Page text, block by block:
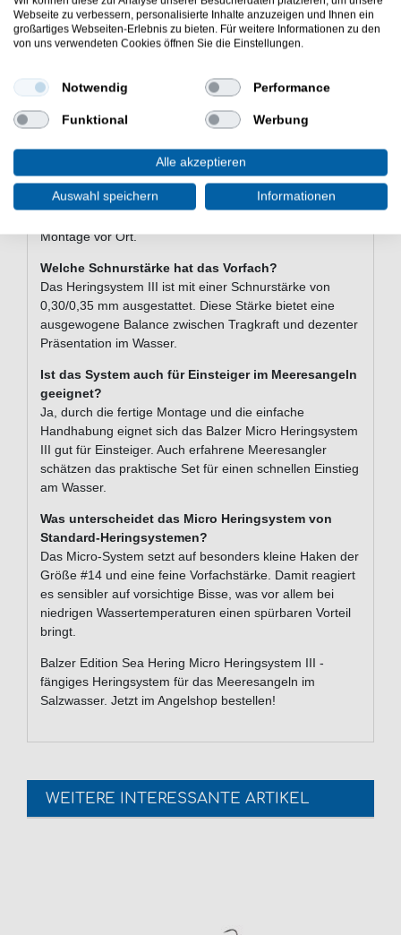
Besonders bei kaltem Wasser zeigt das Micro
Heringsystem III seine Stärken. Wenn klassische
Systeme keine Bisse mehr liefern, überzeugt die feine
Wo kann ich das Heringsystem einsetzen?
Das System eignet sich für das Meeresangeln vom Pier,
der Buhne oder vom Boot aus. Es ist ausschließlich für
den Einsatz im Salzwasser konzipiert.
Wie viele Vorfächer sind im Paket enthalten?
Das Paket enthält 1 fertig montiertew Vorfach. Diese
Montage vor Ort.
Welche Schnurstärke hat das Vorfach?
Das Heringsystem III ist mit einer Schnurstärke von
0,30/0,35 mm ausgestattet. Diese Stärke bietet eine
ausgewogene Balance zwischen Tragkraft und dezenter
Präsentation im Wasser.
Ist das System auch für Einsteiger im Meeresangeln
geeignet?
Ja, durch die fertige Montage und die einfache
Handhabung eignet sich das Balzer Micro Heringsystem
III gut für Einsteiger. Auch erfahrene Meeresangler
schätzen das praktische Set für einen schnellen Einstieg
am Wasser.
Was unterscheidet das Micro Heringsystem von
Standard-Heringsystemen?
Das Micro-System setzt auf besonders kleine Haken der
Größe #14 und eine feine Vorfachstärke. Damit reagiert
es sensibler auf vorsichtige Bisse, was vor allem bei
niedrigen Wassertemperaturen einen spürbaren Vorteil
bringt.
Balzer Edition Sea Hering Micro Heringsystem III -
fängiges Heringsystem für das Meeresangeln im
Salzwasser. Jetzt im Angelshop bestellen!
WEITERE INTERESSANTE ARTIKEL
Webseite zu verbessern, personalisierte Inhalte anzuzeigen und Ihnen ein
großartiges Webseiten-Erlebnis zu bieten. Für weitere Informationen zu den
von uns verwendeten Cookies öffnen Sie die Einstellungen.
Notwendig Performance
Funktional Werbung
Alle akzeptieren
Auswahl speichern Informationen